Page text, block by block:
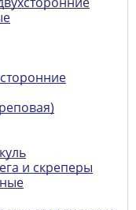
и скреперы